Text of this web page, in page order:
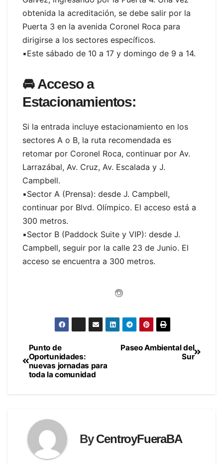
obtenida la acreditación, se debe salir por la
Puerta 3 en la avenida Coronel Roca para
dirigirse a los sectores específicos.
▪️Este sábado de 10 a 17 y domingo de 9 a 14.
🚘Acceso a
Estacionamientos:
Si la entrada incluye estacionamiento en los
sectores A o B, la ruta recomendada es
retomar por Coronel Roca, continuar por Av.
Larrazábal, Av. Cruz, Av. Escalada y J.
Campbell.
▪️Sector A (Prensa): desde J. Campbell,
continuar por Blvd. Olímpico. El acceso está a
300 metros.
▪️Sector B (Paddock Suite y VIP): desde J.
Campbell, seguir por la calle 23 de Junio. El
acceso se encuentra a 300 metros.
Navegación
de
Paseo Ambiental del
Sur
Punto de
Oportunidades:
nuevas jornadas para
toda la comunidad
ByCentroyFueraBA